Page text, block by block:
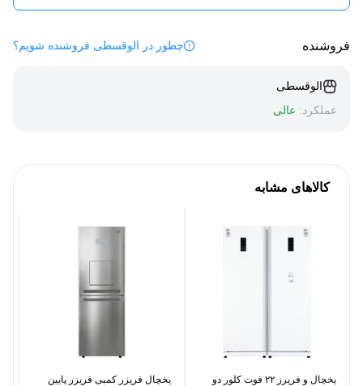
فروشنده چطور در الوقسطی فروشنده شویم؟
الوقسطی
عملکرد: عالی
کالاهای مشابه
یخچال و فریرز ۲۲ فوت کلور دو
یخچال فریزر کمبی فریزر پایین